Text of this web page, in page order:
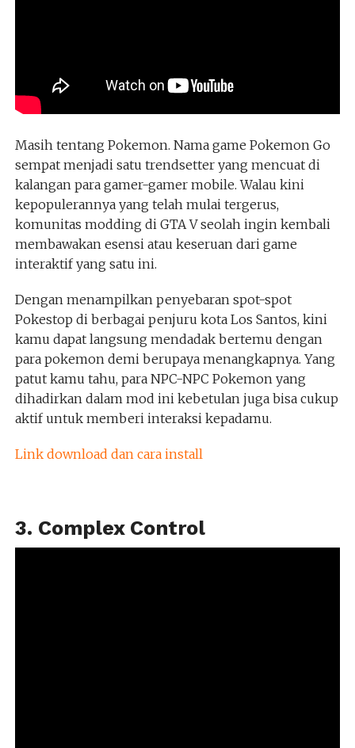
Masih tentang Pokemon. Nama game Pokemon Go
sempat menjadi satu trendsetter yang mencuat di
kalangan para gamer-gamer mobile. Walau kini
kepopulerannya yang telah mulai tergerus,
komunitas modding di GTA V seolah ingin kembali
membawakan esensi atau keseruan dari game
interaktif yang satu ini.
Dengan menampilkan penyebaran spot-spot
Pokestop di berbagai penjuru kota Los Santos, kini
kamu dapat langsung mendadak bertemu dengan
para pokemon demi berupaya menangkapnya. Yang
patut kamu tahu, para NPC-NPC Pokemon yang
dihadirkan dalam mod ini kebetulan juga bisa cukup
aktif untuk memberi interaksi kepadamu.
Link download dan cara install
3. Complex Control